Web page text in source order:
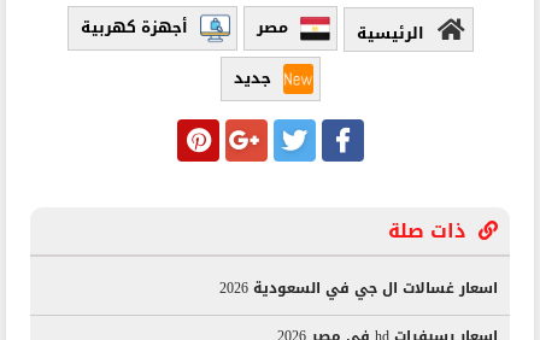
الرئيسية مصر
أجهزة كهربية
جديد
ذات صلة
اسعار غسالات ال جي في السعودية 2026